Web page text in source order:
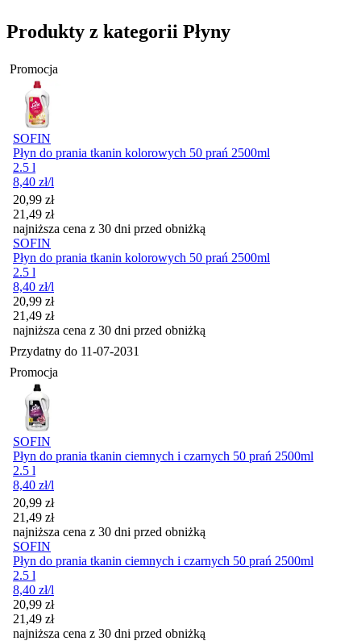
Produkty z kategorii Płyny
Promocja
SOFIN
Płyn do prania tkanin kolorowych 50 prań 2500ml
2.5 l
8,40 zł/l
Cena promocyjna
20,99 zł
21,49 zł
najniższa cena z 30 dni przed obniżką
SOFIN
Płyn do prania tkanin kolorowych 50 prań 2500ml
2.5 l
8,40 zł/l
Cena promocyjna
20,99 zł
21,49 zł
najniższa cena z 30 dni przed obniżką
Przydatny do 11-07-2031
Promocja
SOFIN
Płyn do prania tkanin ciemnych i czarnych 50 prań 2500ml
2.5 l
8,40 zł/l
Cena promocyjna
20,99 zł
21,49 zł
najniższa cena z 30 dni przed obniżką
SOFIN
Płyn do prania tkanin ciemnych i czarnych 50 prań 2500ml
2.5 l
8,40 zł/l
Cena promocyjna
20,99 zł
21,49 zł
najniższa cena z 30 dni przed obniżką